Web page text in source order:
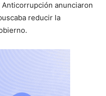
anunciaron
reducir la